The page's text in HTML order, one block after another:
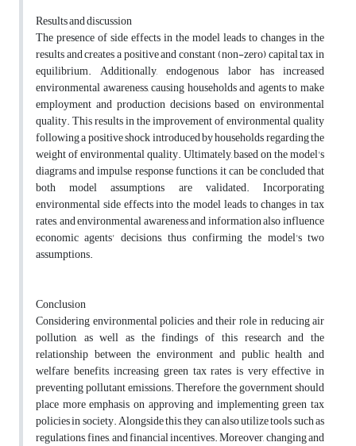
Results and discussion
The presence of side effects in the model leads to changes in the
results and creates a positive and constant (non-zero) capital tax in
equilibrium. Additionally, endogenous labor has increased
environmental awareness, causing households and agents to make
employment and production decisions based on environmental
quality. This results in the improvement of environmental quality
following a positive shock introduced by households regarding the
weight of environmental quality. Ultimately, based on the model's
diagrams and impulse response functions, it can be concluded that
both model assumptions are validated. Incorporating
environmental side effects into the model leads to changes in tax
rates, and environmental awareness and information also influence
economic agents' decisions, thus confirming the model's two
assumptions.
Conclusion
Considering environmental policies and their role in reducing air
pollution, as well as the findings of this research and the
relationship between the environment and public health and
welfare benefits, increasing green tax rates is very effective in
preventing pollutant emissions. Therefore, the government should
place more emphasis on approving and implementing green tax
policies in society. Alongside this, they can also utilize tools such as
regulations, fines, and financial incentives. Moreover, changing and